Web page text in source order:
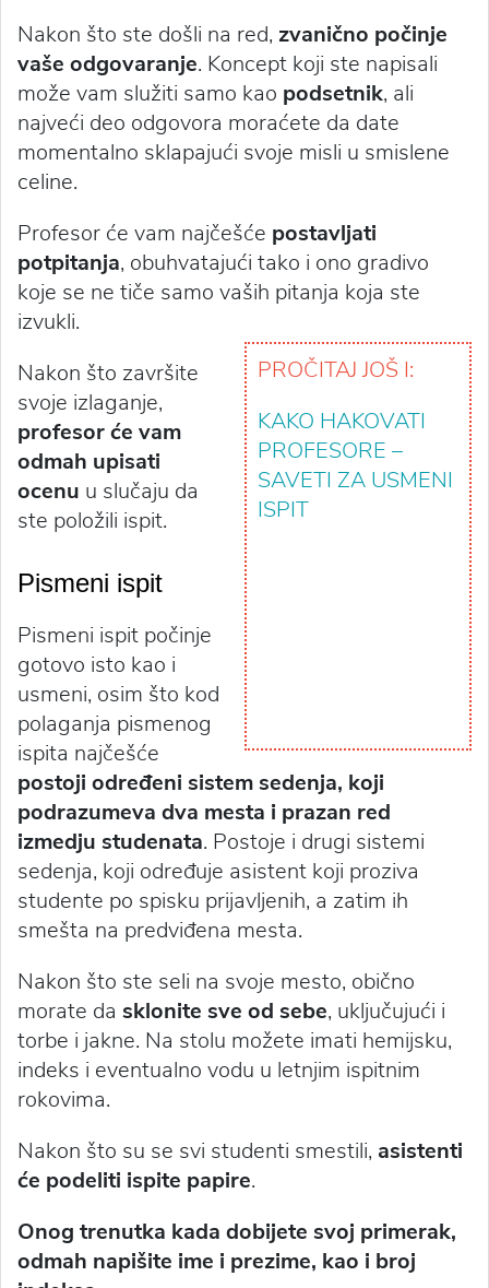
Nakon što ste došli na red, zvanično počinje
vaše odgovaranje. Koncept koji ste napisali
može vam služiti samo kao podsetnik, ali
najveći deo odgovora moraćete da date
momentalno sklapajući svoje misli u smislene
celine.
Profesor će vam najčešće postavljati
potpitanja, obuhvatajući tako i ono gradivo
koje se ne tiče samo vaših pitanja koja ste
izvukli.
PROČITAJ JOŠ I:
KAKO HAKOVATI
PROFESORE –
SAVETI ZA USMENI
ISPIT
Nakon što završite
svoje izlaganje,
profesor će vam
odmah upisati
ocenu u slučaju da
ste položili ispit.
Pismeni ispit
Pismeni ispit počinje
gotovo isto kao i
usmeni, osim što kod
polaganja pismenog
ispita najčešće
postoji određeni sistem sedenja, koji
podrazumeva dva mesta i prazan red
izmedju studenata. Postoje i drugi sistemi
sedenja, koji određuje asistent koji proziva
studente po spisku prijavljenih, a zatim ih
smešta na predviđena mesta.
Nakon što ste seli na svoje mesto, obično
morate da sklonite sve od sebe, uključujući i
torbe i jakne. Na stolu možete imati hemijsku,
indeks i eventualno vodu u letnjim ispitnim
rokovima.
Nakon što su se svi studenti smestili, asistenti
će podeliti ispite papire.
Onog trenutka kada dobijete svoj primerak,
odmah napišite ime i prezime, kao i broj